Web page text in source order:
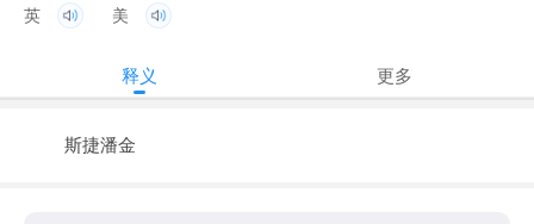
英 美
释义 更多
斯捷潘金